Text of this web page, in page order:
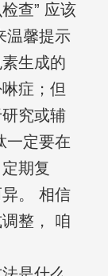
查” 应该
温馨提示
生成的
症；但
究或辅
一定要在
期复
。 相信
整， 咱